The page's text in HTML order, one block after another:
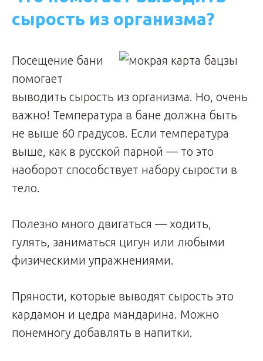
сырость из организма?
Посещение бани
помогает
выводить сырость из организма. Но, очень
важно! Температура в бане должна быть
не выше 60 градусов. Если температура
выше, как в русской парной — то это
наоборот способствует набору сырости в
тело.
Полезно много двигаться — ходить,
гулять, заниматься цигун или любыми
физическими упражнениями.
Пряности, которые выводят сырость это
кардамон и цедра мандарина. Можно
понемногу добавлять в напитки.